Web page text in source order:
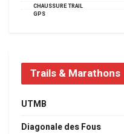
CHAUSSURE TRAIL
GPS
Trails & Marathons
UTMB
Diagonale des Fous